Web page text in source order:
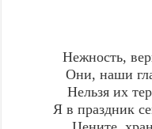
Нежность,
Они, наши
Нельзя их
Я в праздник